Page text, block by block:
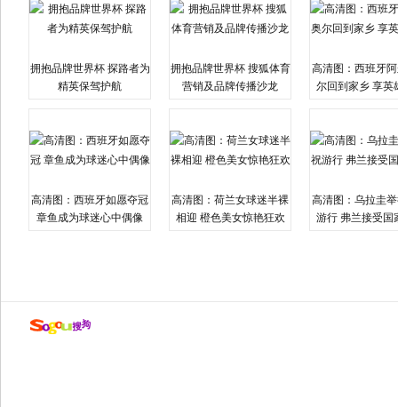
拥抱品牌世界杯 探路者为
精英保驾护航
拥抱品牌世界杯 搜狐体育
营销及品牌传播沙龙
高清图：西班牙
尔回到家乡 享英
高清图：西班牙如愿夺冠
章鱼成为球迷心中偶像
高清图：荷兰女球迷半裸
相迎 橙色美女惊艳狂欢
高清图：乌拉圭
游行 弗兰接受国